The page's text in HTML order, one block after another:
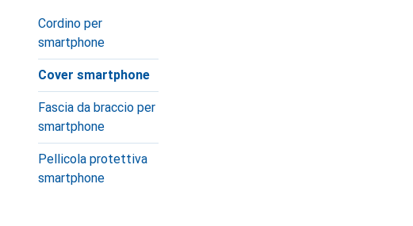
Cordino per
smartphone
Cover smartphone
Fascia da braccio per
smartphone
Pellicola protettiva
smartphone